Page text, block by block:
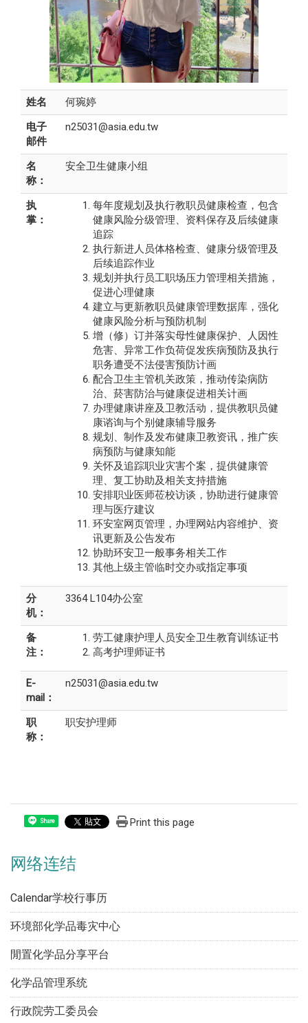
姓名
何琬婷
电子
邮件
n25031@asia.edu.tw
名
称：
安全卫生健康小组
执
掌：
每年度规划及执行教职员健康检查，包含
健康风险分级管理、资料保存及后续健康
追踪
执行新进人员体格检查、健康分级管理及
后续追踪作业
规划并执行员工职场压力管理相关措施，
促进心理健康
建立与更新教职员健康管理数据库，强化
健康风险分析与预防机制
增（修）订并落实母性健康保护、人因性
危害、异常工作负荷促发疾病预防及执行
职务遭受不法侵害预防计画
配合卫生主管机关政策，推动传染病防
治、菸害防治与健康促进相关计画
办理健康讲座及卫教活动，提供教职员健
康谘询与个别健康辅导服务
规划、制作及发布健康卫教资讯，推广疾
病预防与健康知能
关怀及追踪职业灾害个案，提供健康管
理、复工协助及相关支持措施
安排职业医师莅校访谈，协助进行健康管
理与医疗建议
环安室网页管理，办理网站内容维护、资
讯更新及公告发布
协助环安卫一般事务相关工作
其他上级主管临时交办或指定事项
分
机：
3364 L104办公室
备
注：
劳工健康护理人员安全卫生教育训练证书
高考护理师证书
E-
mail：
n25031@asia.edu.tw
职
称：
职安护理师
Share Print this page
网络连结
Calendar学校行事历
环境部化学品毒灾中心
閒置化学品分享平台
化学品管理系统
行政院劳工委员会